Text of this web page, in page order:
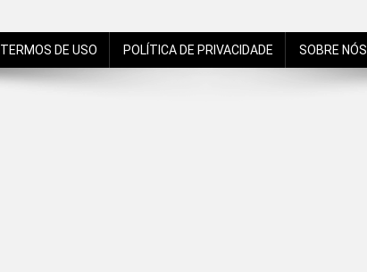
TERMOS DE USO POLÍTICA DE PRIVACIDADE SOBRE NÓS